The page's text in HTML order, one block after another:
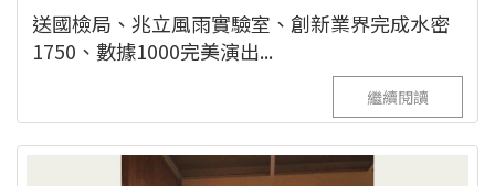
送國檢局、兆立風雨實驗室、創新業界完成水密
1750、數據1000完美演出...
繼續閱讀